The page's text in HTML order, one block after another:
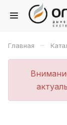
Главная –